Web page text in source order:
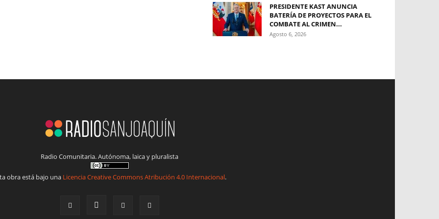
PRESIDENTE KAST ANUNCIA
BATERÍA DE PROYECTOS PARA EL
COMBATE AL CRIMEN...
Agosto 6, 2026
Radio Comunitaria. Autónoma, laica y pluralista
obra está bajo una Licencia Creative Commons Atribución 4.0 Internacional.